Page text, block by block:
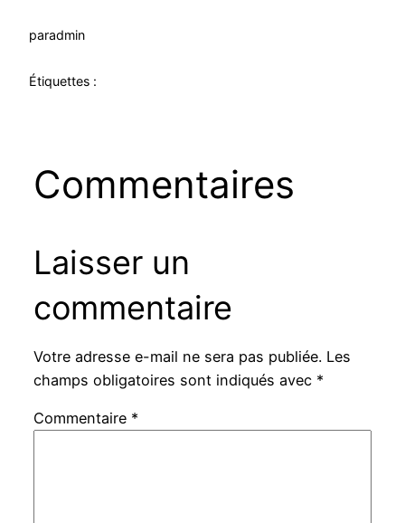
paradmin
Étiquettes :
Commentaires
Laisser un
commentaire
Votre adresse e-mail ne sera pas publiée. Les
champs obligatoires sont indiqués avec *
Commentaire *